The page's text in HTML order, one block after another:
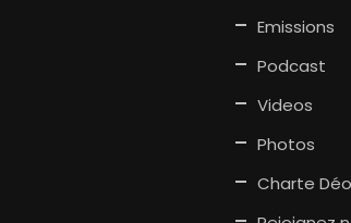
Emissions
Podcast
Videos
Photos
Charte